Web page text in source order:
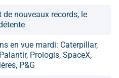
de nouveaux records, le
en vue mardi: Caterpillar,
Prologis, SpaceX,
P&G